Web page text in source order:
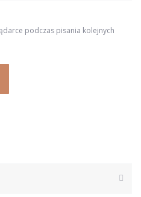
podczas pisania kolejnych